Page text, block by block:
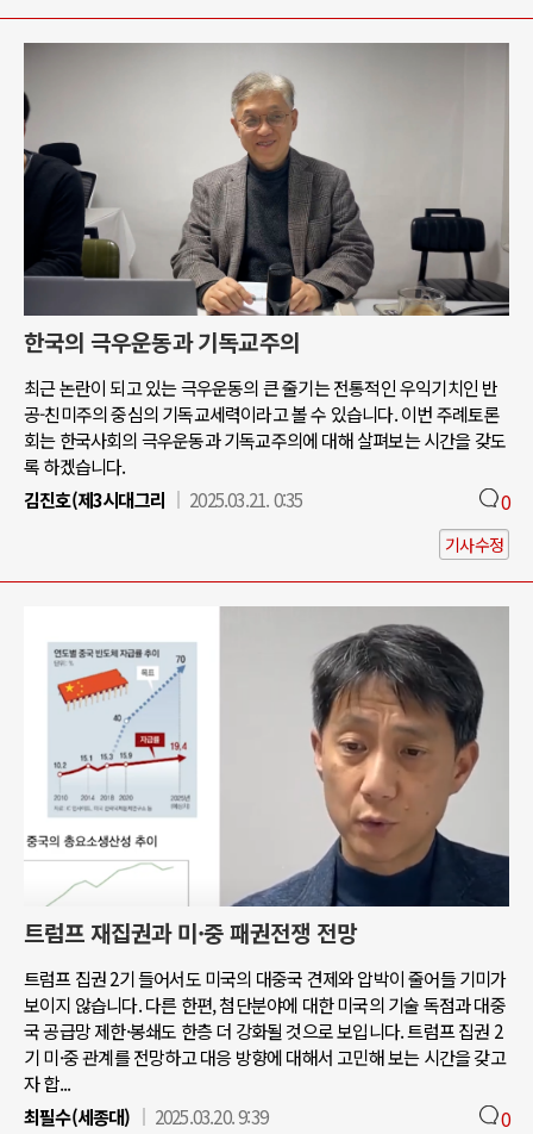
한국의 극우운동과 기독교주의
최근 논란이 되고 있는 극우운동의 큰 줄기는 전통적인 우익기치인 반
공-친미주의 중심의 기독교세력이라고 볼 수 있습니다. 이번 주례토론
회는 한국사회의 극우운동과 기독교주의에 대해 살펴보는 시간을 갖도
록 하겠습니다.
김진호(제3시대그리
2025.03.21. 0:35 0
기사수정
트럼프 재집권과 미·중 패권전쟁 전망
트럼프 집권 2기 들어서도 미국의 대중국 견제와 압박이 줄어들 기미가
보이지 않습니다. 다른 한편, 첨단분야에 대한 미국의 기술 독점과 대중
국 공급망 제한·봉쇄도 한층 더 강화될 것으로 보입니다. 트럼프 집권 2
기 미·중 관계를 전망하고 대응 방향에 대해서 고민해 보는 시간을 갖고
자 합...
최필수(세종대)
2025.03.20. 9:39 0